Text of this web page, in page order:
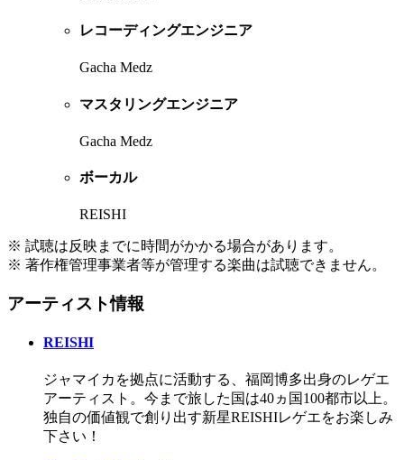
レコーディングエンジニア
Gacha Medz
マスタリングエンジニア
Gacha Medz
ボーカル
REISHI
※ 試聴は反映までに時間がかかる場合があります。
※ 著作権管理事業者等が管理する楽曲は試聴できません。
アーティスト情報
REISHI
ジャマイカを拠点に活動する、福岡博多出身のレゲエ
アーティスト。今まで旅した国は40ヵ国100都市以上。
独自の価値観で創り出す新星REISHIレゲエをお楽しみ
下さい！